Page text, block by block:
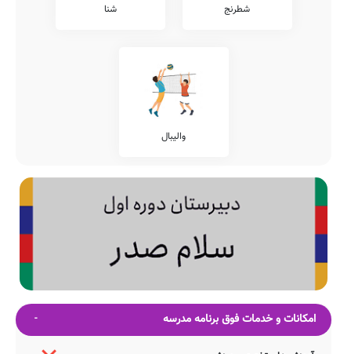
شطرنج شنا
والیبال
امکانات و خدمات فوق برنامه مدرسه